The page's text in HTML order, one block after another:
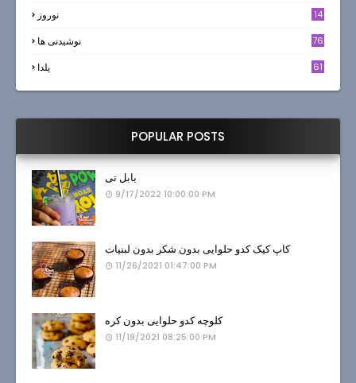
نوروز
14
نوشیدنی ها 76
یلدا 61
POPULAR POSTS
بابل تی
9/17/2022 10:00:00 PM
کاپ کیک کدو حلوایی بدون شکر بدون لبنیات
11/26/2021 01:47:00 PM
کلوچه کدو حلوایی بدون کره
11/19/2021 08:25:00 PM